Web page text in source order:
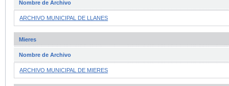
Nombre de Archivo
ARCHIVO MUNICIPAL DE LLANES
Mieres
Nombre de Archivo
ARCHIVO MUNICIPAL DE MIERES